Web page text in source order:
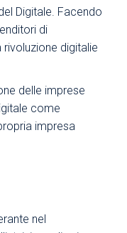
Digitale. Facendo
di
digitalie
delle imprese
come
impresa
nel